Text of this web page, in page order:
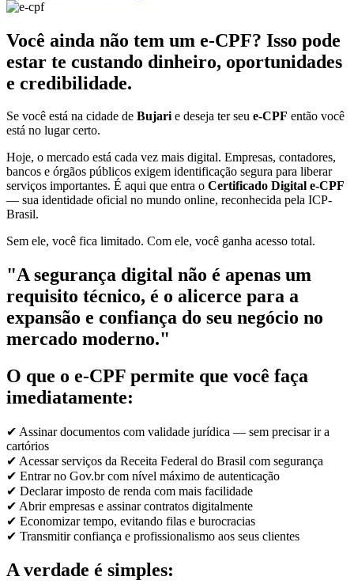
Você ainda não tem um e-CPF? Isso pode
estar te custando dinheiro, oportunidades
e credibilidade.
Se você está na cidade de Bujarie deseja ter seu e-CPF então você
está no lugar certo.
Hoje, o mercado está cada vez mais digital. Empresas, contadores,
bancos e órgãos públicos exigem identificação segura para liberar
serviços importantes. É aqui que entra o Certificado Digital e-CPF
— sua identidade oficial no mundo online, reconhecida pela ICP-
Brasil.
Sem ele, você fica limitado. Com ele, você ganha acesso total.
"A segurança digital não é apenas um
requisito técnico, é o alicerce para a
expansão e confiança do seu negócio no
mercado moderno."
O que o e-CPF permite que você faça
imediatamente:
✔ Assinar documentos com validade jurídica — sem precisar ir a
cartórios
✔ Acessar serviços da Receita Federal do Brasil com segurança
✔ Entrar no Gov.br com nível máximo de autenticação
✔ Declarar imposto de renda com mais facilidade
✔ Abrir empresas e assinar contratos digitalmente
✔ Economizar tempo, evitando filas e burocracias
✔ Transmitir confiança e profissionalismo aos seus clientes
A verdade é simples: